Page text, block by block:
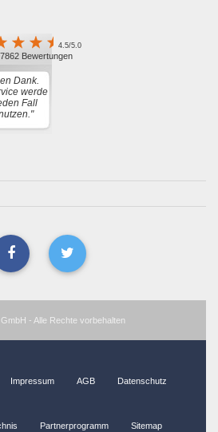
4.5/5.0
Bewertungen
Dank.
werde
Fall
- Alle Rechte vorbehalten
Impressum AGB Datenschutz
Partnerprogramm Sitemap